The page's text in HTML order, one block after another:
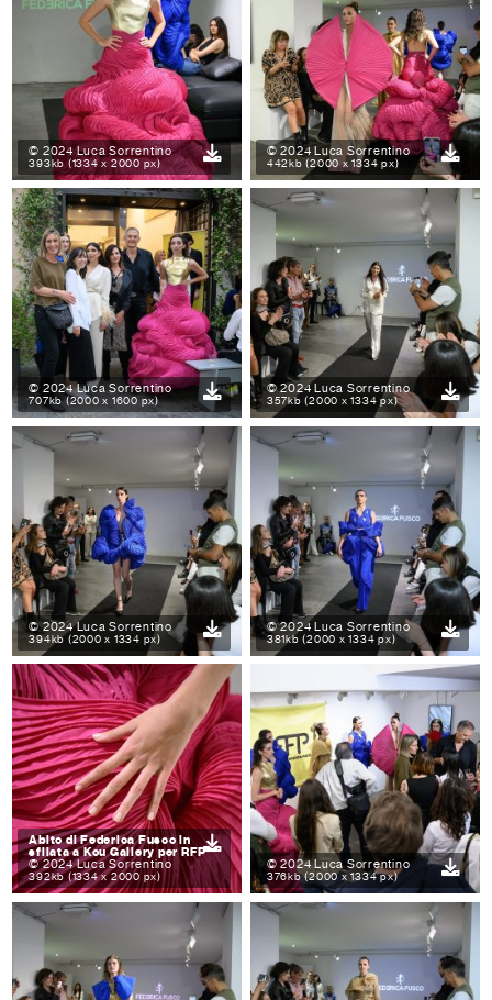
© 2024 Luca Sorrentino
393kb (1334 x 2000 px)
© 2024 Luca Sorrentino
442kb (2000 x 1334 px)
© 2024 Luca Sorrentino
707kb (2000 x 1600 px)
© 2024 Luca Sorrentino
357kb (2000 x 1334 px)
© 2024 Luca Sorrentino
394kb (2000 x 1334 px)
© 2024 Luca Sorrentino
381kb (2000 x 1334 px)
Abito di Federica Fusco in
sfilata a Kou Gallery per RFP
© 2024 Luca Sorrentino
392kb (1334 x 2000 px)
© 2024 Luca Sorrentino
376kb (2000 x 1334 px)